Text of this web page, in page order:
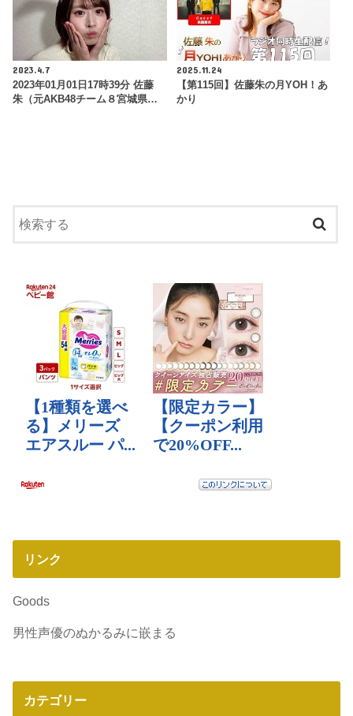
2023.4.7
2023年01月01日17時39分 佐藤
朱（元AKB48チーム８宮城県…
2025.11.24
【第115回】佐藤朱の月YOH！あ
かり
リンク
Goods
男性声優のぬかるみに嵌まる
カテゴリー